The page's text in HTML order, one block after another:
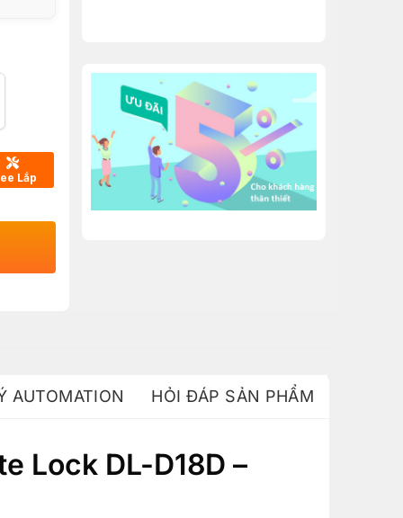
Lắp
AUTOMATION HỎI ĐÁP SẢN PHẨM
Lock DL-D18D –